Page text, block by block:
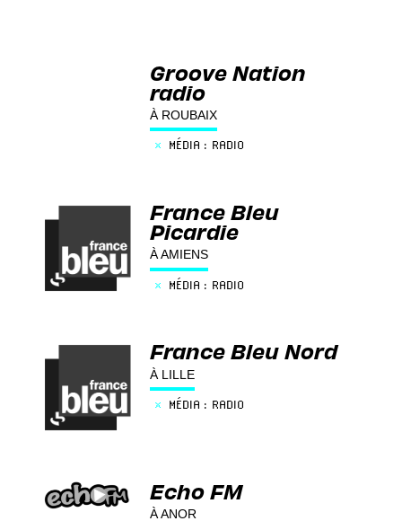
Groove Nation
radio
À ROUBAIX
× MÉDIA : RADIO
France Bleu
Picardie
À AMIENS
× MÉDIA : RADIO
France Bleu Nord
À LILLE
× MÉDIA : RADIO
Echo FM
À ANOR